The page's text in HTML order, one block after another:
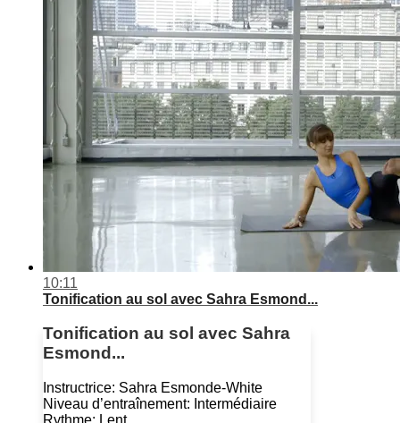
10:11
Tonification au sol avec Sahra Esmond...
Tonification au sol avec Sahra
Esmond...
Instructrice: Sahra Esmonde-White
Niveau d’entraînement: Intermédiaire